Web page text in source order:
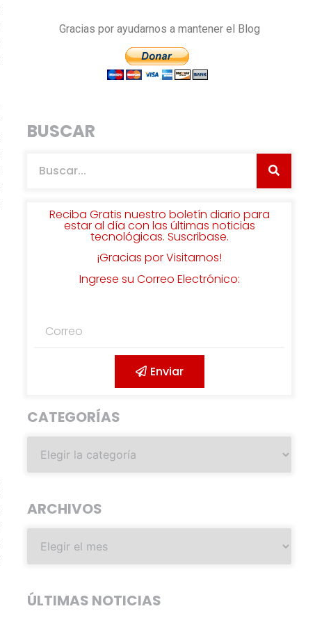
Gracias por ayudarnos a mantener el Blog
BUSCAR
Reciba Gratis nuestro boletín diario para
estar al día con las últimas noticias
tecnológicas. Suscribase.
¡Gracias por Visitarnos!
Ingrese su Correo Electrónico:
Enviar
CATEGORÍAS
ARCHIVOS
ÚLTIMAS NOTICIAS